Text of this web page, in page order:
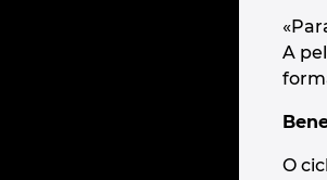
A
O